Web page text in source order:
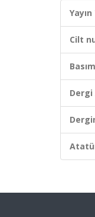
Cilt
Dergi